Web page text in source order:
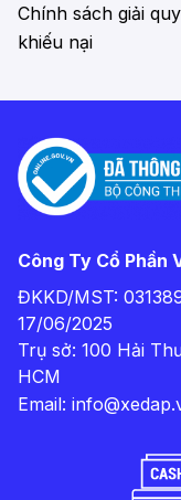
Chính sách giải
khiếu nại
Công Ty Cổ Phần
ĐKKD/MST:
17/06/2025
Trụ sở: 100 Hải
HCM
Email: